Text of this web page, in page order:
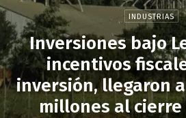
INDUSTRIAS
Inversiones bajo
incentivos
inversión, llegaron a
millones al